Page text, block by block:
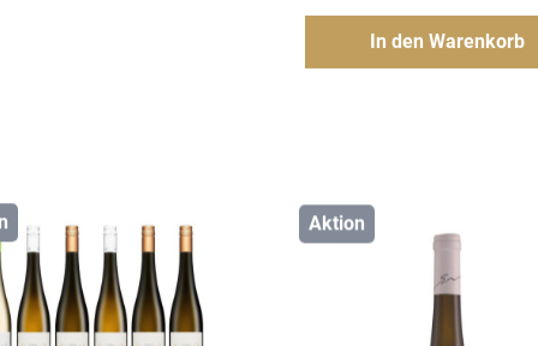
In den Warenkorb
Aktion